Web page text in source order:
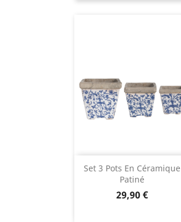
Set 3 Pots En Céramique
Patiné
Prix
29,90 €